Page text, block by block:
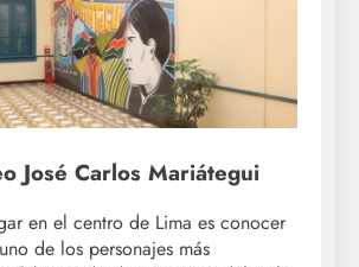
José Carlos Mariátegui
en el centro de Lima es conocer
de los personajes más